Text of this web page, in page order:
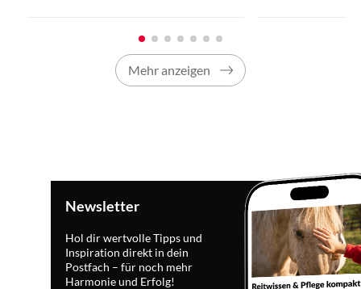
Mehr anzeigen
Newsletter
Hol dir wertvolle Tipps und
Inspiration direkt in dein
Postfach – für noch mehr
Harmonie und Erfolg!